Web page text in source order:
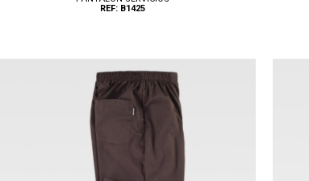
Tallas: 42, 46, 50, 52, 54, 56, 58, 60
REF: B1425